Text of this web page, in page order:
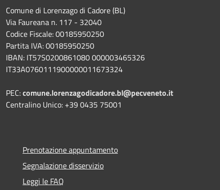
Comune di Lorenzago di Cadore (BL)
Via Faureana n. 117 - 32040
Codice Fiscale: 00185950250
Partita IVA: 00185950250
IBAN: IT57S0200861080 000003465326
IT33A0760111900000011673324
PEC:comune.lorenzagodicadore.bl@pecveneto.it
Centralino Unico: +39 0435 75001
Prenotazione appuntamento
Segnalazione disservizio
Leggi le FAQ